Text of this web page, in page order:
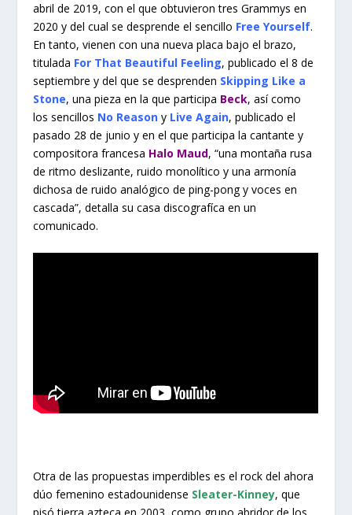
abril de 2019, con el que obtuvieron tres Grammys en
2020 y del cual se desprende el sencillo Free Yourself.
En tanto, vienen con una nueva placa bajo el brazo,
titulada For That Beautiful Feeling, publicado el 8 de
septiembre y del que se desprenden Skipping Like a
Stone, una pieza en la que participa Beck, así como
los sencillos No Reason y Live Again, publicado el
pasado 28 de junio y en el que participa la cantante y
compositora francesa Halo Maud, “una montaña rusa
de ritmo deslizante, ruido monolítico y una armonía
dichosa de ruido analógico de ping-pong y voces en
cascada”, detalla su casa discografíca en un
comunicado.
Otra de las propuestas imperdibles es el rock del ahora
dúo femenino estadounidense Sleater-Kinney, que